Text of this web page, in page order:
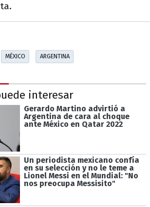
MÉXICO ARGENTINA
interesar
Gerardo Martino advirtió a
Argentina de cara al choque
ante México en Qatar 2022
Un periodista mexicano confía
en su selección y no le teme a
Lionel Messi en el Mundial: "No
nos preocupa Messisito"